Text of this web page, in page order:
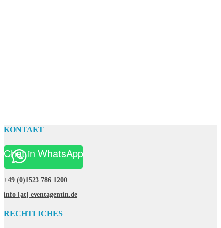
KONTAKT
Chat in WhatsApp
+49 (0)1523 786 1200
info [at] eventagentin.de
RECHTLICHES